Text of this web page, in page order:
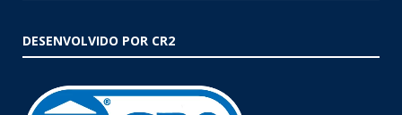
DESENVOLVIDO POR CR2